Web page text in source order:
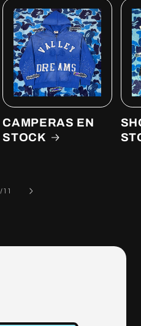
CAMPERAS EN
STOCK
/of
11